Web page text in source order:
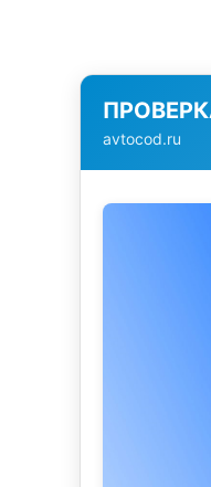
avtocod.ru